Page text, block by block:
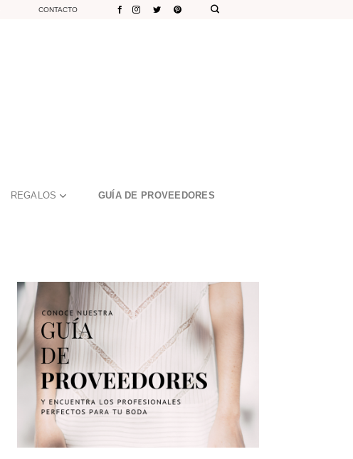
CONTACTO
REGALOS GUÍA DE PROVEEDORES